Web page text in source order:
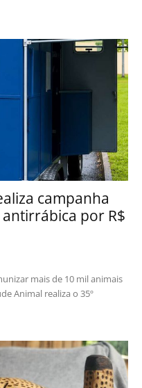
campanha
por R$
Animal realiza o 35º